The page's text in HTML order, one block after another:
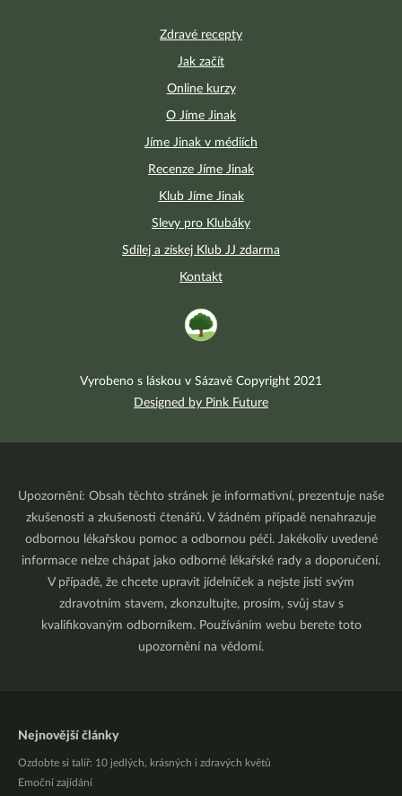
Zdravé recepty
Jak začít
Online kurzy
O Jíme Jinak
Jíme Jinak v médiích
Recenze Jíme Jinak
Klub Jíme Jinak
Slevy pro Klubáky
Sdílej a získej Klub JJ zdarma
Kontakt
Vyrobeno s láskou v Sázavě Copyright 2021
Designed by Pink Future
Upozornění: Obsah těchto stránek je informativní, prezentuje naše
zkušenosti a zkušenosti čtenářů. V žádném případě nenahrazuje
odbornou lékařskou pomoc a odbornou péči. Jakékoliv uvedené
informace nelze chápat jako odborné lékařské rady a doporučení.
V případě, že chcete upravit jídelníček a nejste jistí svým
zdravotním stavem, zkonzultujte, prosím, svůj stav s
kvalifikovaným odborníkem. Používáním webu berete toto
upozornění na vědomí.
Nejnovější články
Ozdobte si talíř: 10 jedlých, krásných i zdravých květů
Emoční zajídání